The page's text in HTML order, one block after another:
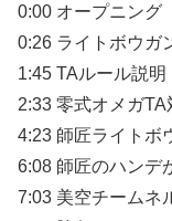
0:00 オープニング
0:26 ライトボウガ
1:45 TAルール説明
2:33 零式オメガTA
4:23 師匠ライトボ
6:08 師匠のハンデ
7:03 美空チームネ